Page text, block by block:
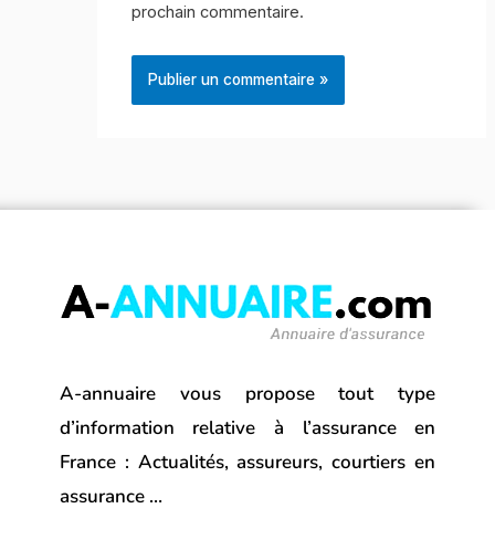
prochain commentaire.
A-annuaire vous propose tout type
d’information relative à l’assurance en
France : Actualités, assureurs, courtiers en
assurance …